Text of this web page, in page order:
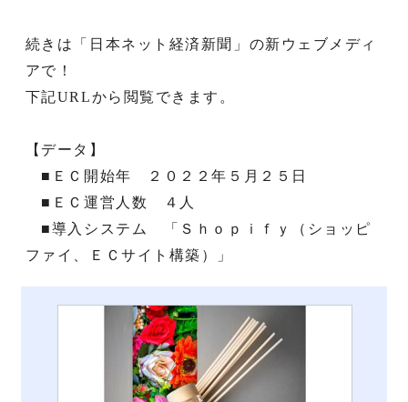
続きは「日本ネット経済新聞」の新ウェブメディ
アで！
下記URLから閲覧できます。
【データ】
■ＥＣ開始年 ２０２２年５月２５日
■ＥＣ運営人数 ４人
■導入システム 「Ｓｈｏｐｉｆｙ（ショッピ
ファイ、ＥＣサイト構築）」